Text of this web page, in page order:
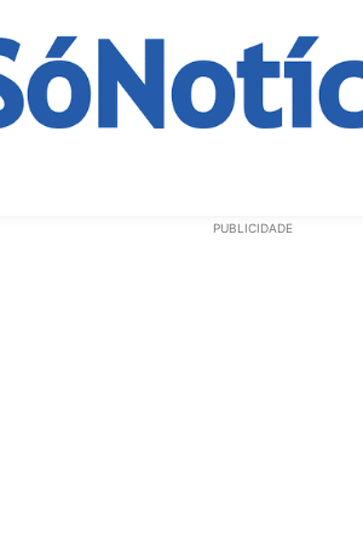
PUBLICIDADE